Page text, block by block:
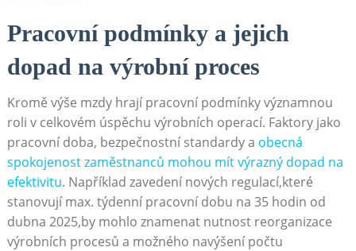
Pracovní podmínky a jejich
dopad na‌ výrobní‌ proces
Kromě výše mzdy hrají‌ pracovní podmínky ⁤významnou
roli ‌v⁤ celkovém úspěchu výrobních operací. ‌Faktory jako
pracovní doba, bezpečnostní standardy a obecná
spokojenost zaměstnanců mohou mít výrazný dopad na
efektivitu. ‍Například zavedení nových regulací,které
stanovují ⁣max. týdenní pracovní dobu na 35 hodin od
⁤dubna 2025,by ‌mohlo znamenat nutnost reorganizace
výrobních procesů a možného navýšení počtu